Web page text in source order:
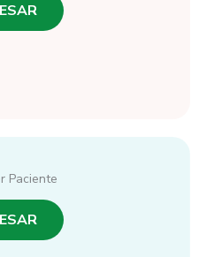
Paciente